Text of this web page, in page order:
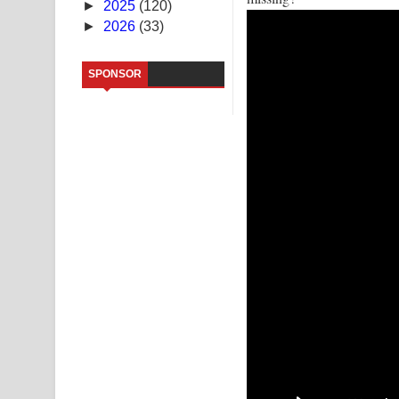
Sandata Duka Hithila Song Lyrics - සඳට දුක හිතිලා
► 2025 (120)
► 2026 (33)
SPONSOR